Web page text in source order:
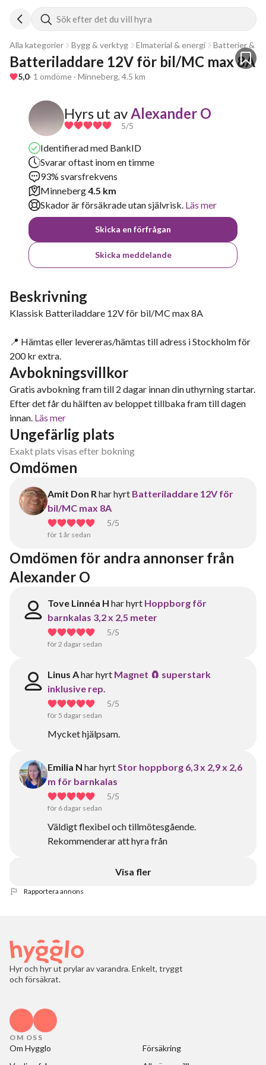
Sök efter det du vill hyra
Alla kategorier Bygg & verktyg Elmaterial & energi Batterier &
Batteriladdare 12V för bil/MC max 8A
5,0· 1 omdöme · Minneberg, 4.5 km
Hyrs ut av Alexander O
5/5
Identifierad med BankID
Svarar oftast inom en timme
93% svarsfrekvens
Minneberg4.5 km
Skador är försäkrade utan självrisk. Läs mer
Skicka en förfrågan
Skicka meddelande
Beskrivning
Klassisk Batteriladdare 12V för bil/MC max 8A
📍 Hämtas eller levereras/hämtas till adress i Stockholm för
200 kr extra.
Avbokningsvillkor
Gratis avbokning fram till 2 dagar innan din uthyrning startar.
Efter det får du hälften av beloppet tillbaka fram till dagen
innan. Läs mer
Ungefärlig plats
Exakt plats visas efter bokning
Omdömen
Amit Don Rhar hyrt Batteriladdare 12V för
bil/MC max 8A
5/5
för 1 år sedan
Omdömen för andra annonser från
Alexander O
Tove Linnéa H har hyrt Hoppborg för
barnkalas 3,2 x 2,5 meter
5/5
för 2 dagar sedan
Linus Ahar hyrt Magnet 🧲 superstark
inklusive rep.
5/5
för 5 dagar sedan
Mycket hjälpsam.
Emilia N har hyrtStor hoppborg 6,3 x 2,9 x 2,6
m för barnkalas
5/5
för 6 dagar sedan
Väldigt flexibel och tillmötesgående.
Rekommenderar att hyra från
Visa fler
Rapportera annons
Hyr och hyr ut prylar av varandra. Enkelt, tryggt
och försäkrat.
OM OSS
Om Hygglo
Försäkring